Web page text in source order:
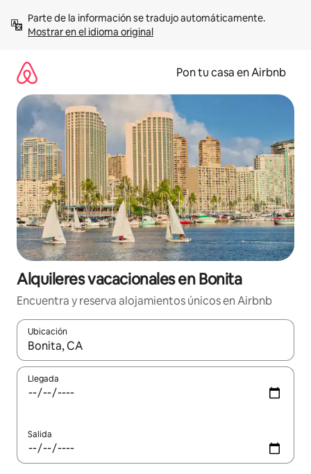
contenidoMostrar en el idioma original
Pon tu casa en Airbnb
Alquileres vacacionales en Bonita
Encuentra y reserva alojamientos únicos en Airbnb
Ubicación
Cuando los resultados estén disponibles, navega con las
Llegada
Salida